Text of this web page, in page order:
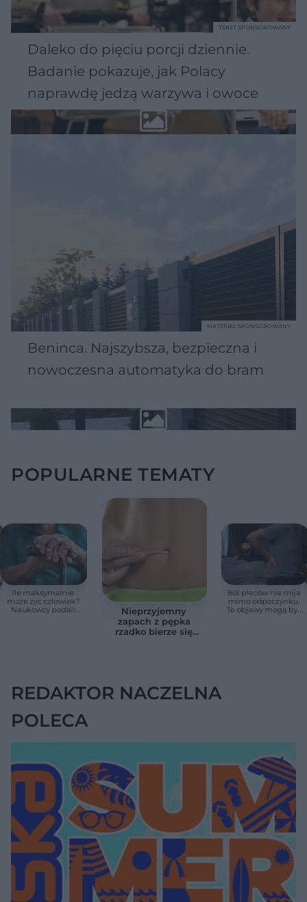
Daleko do pięciu porcji dziennie.
Badanie pokazuje, jak Polacy
naprawdę jedzą warzywa i owoce
TEKST SPONSOROWANY
Beninca. Najszybsza, bezpieczna i
nowoczesna automatyka do bram
MATERIAŁ SPONSOROWANY
POPULARNE TEMATY
Ile maksymalnie
może żyć człowiek?
Naukowcy podali
Nieprzyjemny
zapach z pępka
rzadko bierze się
Ból pleców nie mija
mimo odpoczynku.
Te objawy mogą być
REDAKTOR NACZELNA
POLECA